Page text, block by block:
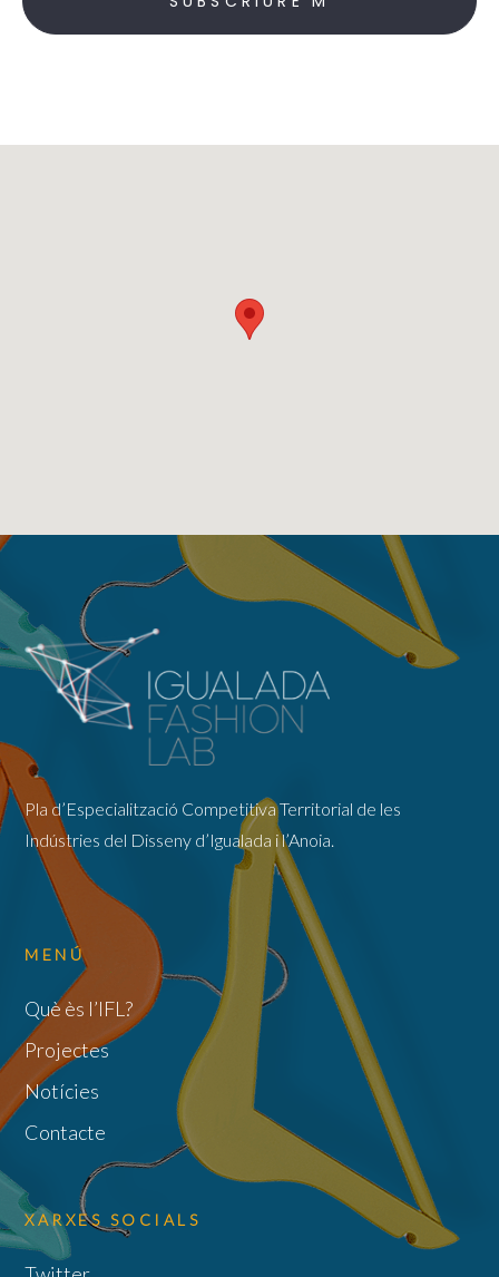
Pla d’Especialització Competitiva Territorial de les
Indústries del Disseny d’Igualada i l’Anoia.
MENÚ
Què ès l’IFL?
Projectes
Notícies
Contacte
XARXES SOCIALS